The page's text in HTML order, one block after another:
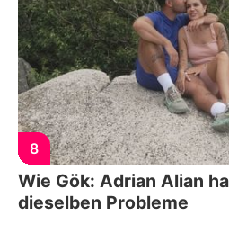
8
Wie Gök: Adrian Alian
dieselben Probleme